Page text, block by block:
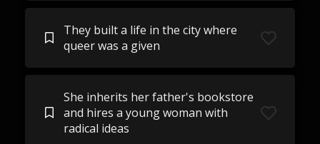
They built a life in the city where
queer was a given
She inherits her father's bookstore
and hires a young woman with
radical ideas